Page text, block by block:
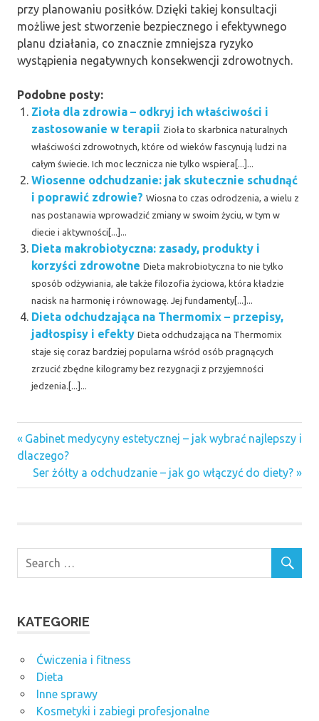
przy planowaniu posiłków. Dzięki takiej konsultacji
możliwe jest stworzenie bezpiecznego i efektywnego
planu działania, co znacznie zmniejsza ryzyko
wystąpienia negatywnych konsekwencji zdrowotnych.
Podobne posty:
Zioła dla zdrowia – odkryj ich właściwości i
zastosowanie w terapii Zioła to skarbnica naturalnych
właściwości zdrowotnych, które od wieków fascynują ludzi na
całym świecie. Ich moc lecznicza nie tylko wspiera[...]...
Wiosenne odchudzanie: jak skutecznie schudnąć
i poprawić zdrowie? Wiosna to czas odrodzenia, a wielu z
nas postanawia wprowadzić zmiany w swoim życiu, w tym w
diecie i aktywności[...]...
Dieta makrobiotyczna: zasady, produkty i
korzyści zdrowotne Dieta makrobiotyczna to nie tylko
sposób odżywiania, ale także filozofia życiowa, która kładzie
nacisk na harmonię i równowagę. Jej fundamenty[...]...
Dieta odchudzająca na Thermomix – przepisy,
jadłospisy i efekty Dieta odchudzająca na Thermomix
staje się coraz bardziej popularna wśród osób pragnących
zrzucić zbędne kilogramy bez rezygnacji z przyjemności
jedzenia.[...]...
Nawigacja
wpisu
Previous
Post:
Gabinet medycyny estetycznej – jak wybrać najlepszy i
dlaczego?
Next
Post:
Ser żółty a odchudzanie – jak go włączyć do diety?
KATEGORIE
Ćwiczenia i fitness
Dieta
Inne sprawy
Kosmetyki i zabiegi profesjonalne